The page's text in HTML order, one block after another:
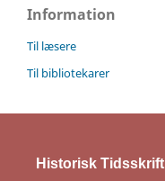
Information
Til læsere
Til bibliotekarer
Historisk Tidsskrift